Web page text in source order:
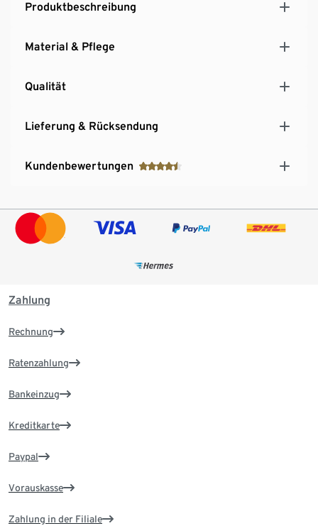
Produktbeschreibung
Material & Pflege
Qualität
Lieferung & Rücksendung
Kundenbewertungen
Zahlung
Rechnung
Ratenzahlung
Bankeinzug
Kreditkarte
Paypal
Vorauskasse
Zahlung in der Filiale